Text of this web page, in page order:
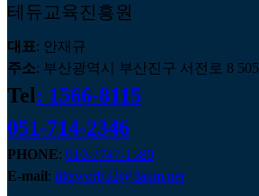
테듀교육진흥원
대표: 안재규
주소: 부산광역시 부산진구 서전로 8 505
Tel: 1566-8115
051-714-2346
PHONE: 010-7747-1589
E-mail: dksworb32@daum.net